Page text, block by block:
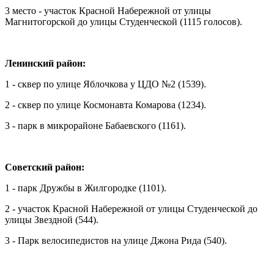
3 место - участок Красной Набережной от улицы
Магнитогорской до улицы Студенческой (1115 голосов).
Ленинский район:
1 - сквер по улице Яблочкова у ЦДО №2 (1539).
2 - сквер по улице Космонавта Комарова (1234).
3 - парк в микрорайоне Бабаевского (1161).
Советский район:
1 - парк Дружбы в Жилгородке (1101).
2 - участок Красной Набережной от улицы Студенческой до
улицы Звездной (544).
3 - Парк велосипедистов на улице Джона Рида (540).